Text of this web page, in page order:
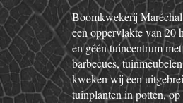
Boomkwekerij
een oppervlakte van 20
en géén tuincentrum
barbecues,
kweken wij een
tuinplanten in potten,